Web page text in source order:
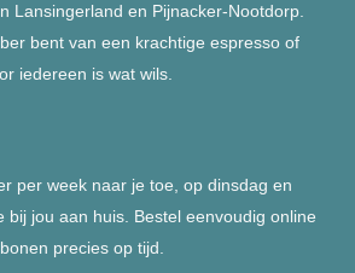
Lansingerland en Pijnacker-Nootdorp.
bent van een krachtige espresso of
iedereen is wat wils.
per week naar je toe, op dinsdag en
bij jou aan huis. Bestel eenvoudig online
precies op tijd.